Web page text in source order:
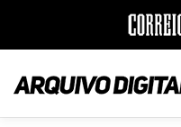
para
conteúdo